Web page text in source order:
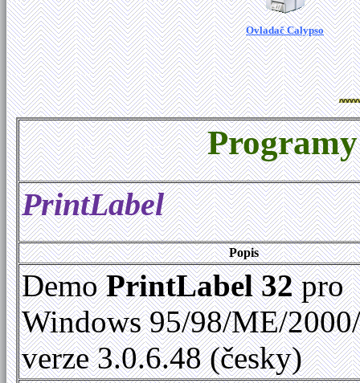
Ovladač Calypso
PrintLabel
Popis
DemoPrintLabel 32pro
Windows 95/98/ME/
verze 3.0.6.48 (česky)